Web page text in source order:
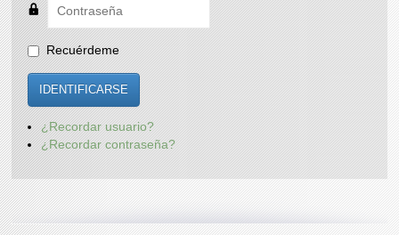
Recuérdeme
IDENTIFICARSE
¿Recordar usuario?
¿Recordar contraseña?